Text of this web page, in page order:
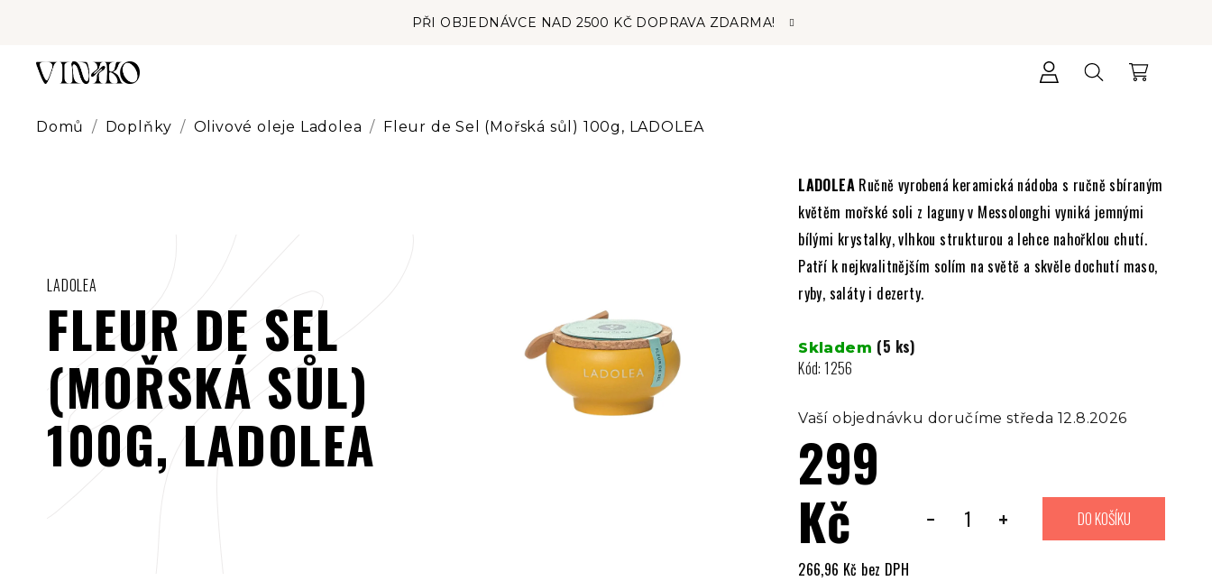
PŘI OBJEDNÁVCE NAD 2500 KČ DOPRAVA ZDARMA!
Domů / Doplňky / Olivové oleje Ladolea / Fleur de Sel (Mořská sůl) 100g, LADOLEA
LADOLEA
FLEUR DE SEL
(MOŘSKÁ SŮL)
100G, LADOLEA
LADOLEA Ručně vyrobená keramická nádoba s ručně sbíraným
květěm mořské soli z laguny v Messolonghi vyniká jemnými
bílými krystalky, vlhkou strukturou a lehce nahořklou chutí.
Patří k nejkvalitnějším solím na světě a skvěle dochutí maso,
ryby, saláty i dezerty.
Skladem (5 ks)
Kód: 1256
Vaší objednávku doručíme středa 12.8.2026
299
Kč
266,96 Kč bez DPH
+
− DO KOŠÍKU